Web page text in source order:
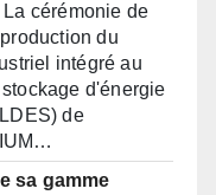
cérémonie de
du
intégré au
d'énergie
de
sa gamme